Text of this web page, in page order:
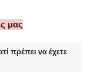
μας
πρέπει να έχετε